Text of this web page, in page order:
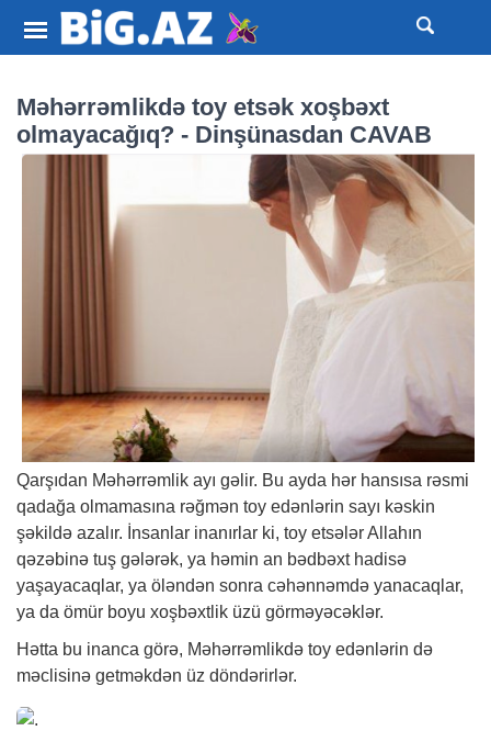
Məhərrəmlikdə toy etsək xoşbəxt
olmayacağıq? - Dinşünasdan CAVAB
Qarşıdan Məhərrəmlik ayı gəlir. Bu ayda hər hansısa rəsmi
qadağa olmamasına rəğmən toy edənlərin sayı kəskin
şəkildə azalır. İnsanlar inanırlar ki, toy etsələr Allahın
qəzəbinə tuş gələrək, ya həmin an bədbəxt hadisə
yaşayacaqlar, ya öləndən sonra cəhənnəmdə yanacaqlar,
ya da ömür boyu xoşbəxtlik üzü görməyəcəklər.
Hətta bu inanca görə, Məhərrəmlikdə toy edənlərin də
məclisinə getməkdən üz döndərirlər.